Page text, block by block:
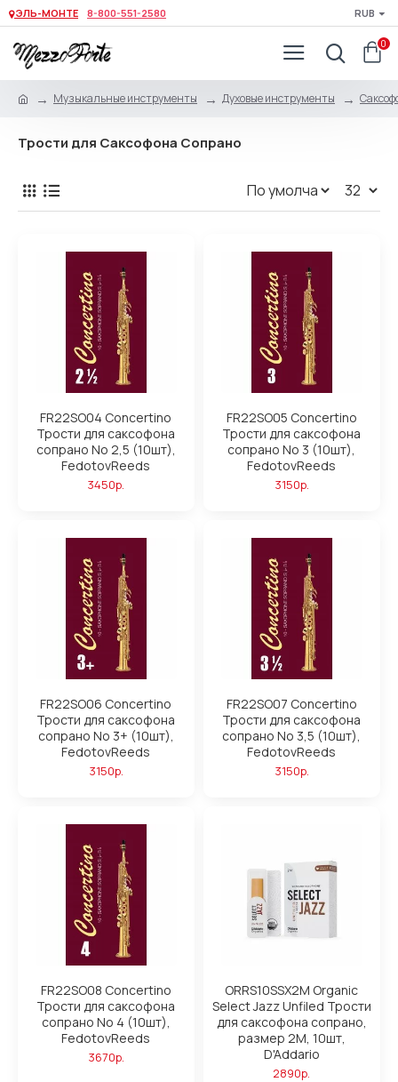
ЭЛЬ-МОНТЕ 8-800-551-2580 RUB
0
Музыкальные инструменты Духовые инструменты
Трости для Саксофона Сопрано
FR22SO04 Concertino
Трости для саксофона
сопрано No 2,5 (10шт),
FedotovReeds
3450р.
FR22SO05 Concertino
Трости для саксофона
сопрано No 3 (10шт),
FedotovReeds
3150р.
FR22SO06 Concertino
Трости для саксофона
сопрано No 3+ (10шт),
FedotovReeds
3150р.
FR22SO07 Concertino
Трости для саксофона
сопрано No 3,5 (10шт),
FedotovReeds
3150р.
FR22SO08 Concertino
Трости для саксофона
сопрано No 4 (10шт),
FedotovReeds
3670р.
ORRS10SSX2M Organic
Select Jazz Unfiled Трости
для саксофона сопрано,
размер 2M, 10шт,
D'Addario
2890р.